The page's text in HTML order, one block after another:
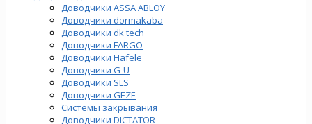
Доводчики ASSA ABLOY
Доводчики dormakaba
Доводчики dk tech
Доводчики FARGO
Доводчики Hafele
Доводчики G-U
Доводчики SLS
Доводчики GEZE
Cистемы закрывания
Доводчики DICTATOR